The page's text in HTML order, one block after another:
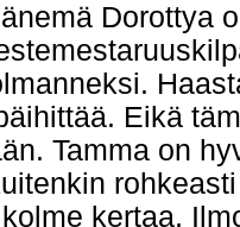
Dorottya
Eikä
Tamma on
kertaa,